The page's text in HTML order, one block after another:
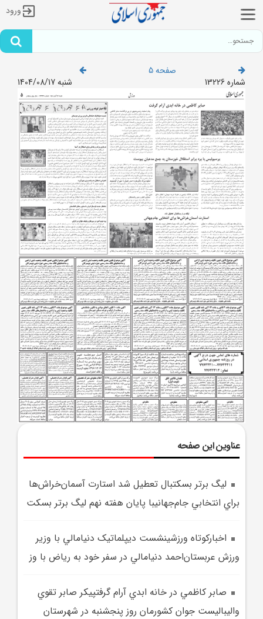
ورود
صفحه 5
شماره 13226
شنبه 1404/08/17
عناوین این صفحه
ليگ برتر بسکتبال تعطيل شد استارت آسمان‌خراش‌ها
براي انتخابي جام‌جهانيبا پايان هفته نهم ليگ برتر بسکت
اخبارکوتاه ورزشينشست ديپلماتيک دنيامالي با وزير
ورزش‌ عربستان‌احمد دنيامالي در سفر خود به رياض با وز
صابر کاظمي در خانه ابدي آرام گرفتپيکر صابر تقوي
واليباليست جوان کشورمان روز پنجشنبه در شهرستان